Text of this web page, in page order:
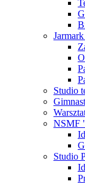
Studio
NSMF
Studio